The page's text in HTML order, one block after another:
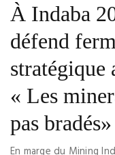
À Indaba
défend
stratégique
« Les
pas bradés»
En marge du Mining